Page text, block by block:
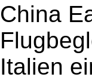
China
Italien